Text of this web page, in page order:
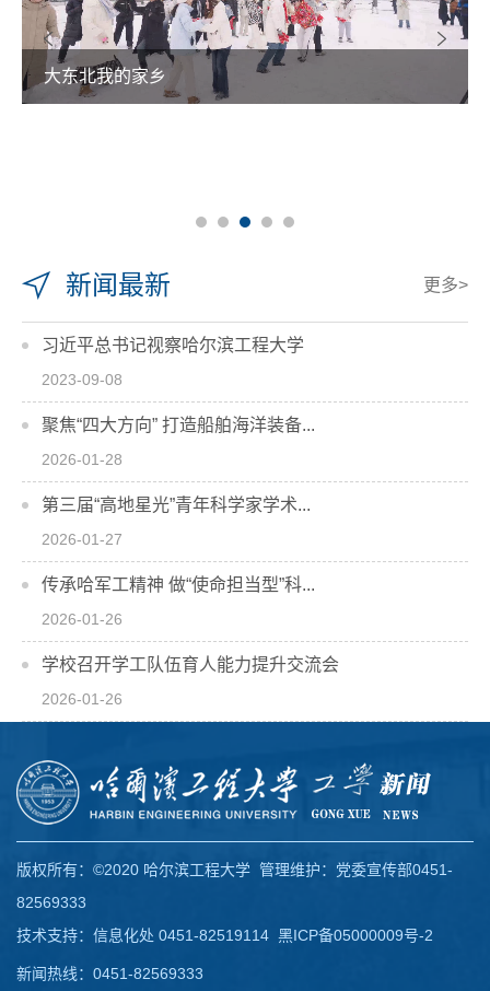
热雪铸舰向深蓝 青春共绘强国卷
新闻最新 更多>
习近平总书记视察哈尔滨工程大学
2023-09-08
聚焦“四大方向” 打造船舶海洋装备...
2026-01-28
第三届“高地星光”青年科学家学术...
2026-01-27
传承哈军工精神 做“使命担当型”科...
2026-01-26
学校召开学工队伍育人能力提升交流会
2026-01-26
版权所有：©2020 哈尔滨工程大学 管理维护：党委宣传部0451-
82569333
技术支持：信息化处 0451-82519114 黑ICP备05000009号-2
新闻热线：0451-82569333